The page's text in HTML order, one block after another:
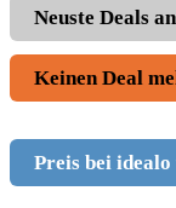
Neuste Deals
Keinen Deal
Preis bei